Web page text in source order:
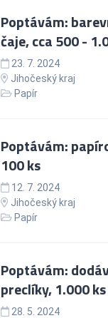
Poptávám:
čaje, cca 500 -
23. 7. 2024
Jihočeský kraj
Papír
Poptávám:
100 ks
12. 7. 2024
Jihočeský kraj
Papír
Poptávám:
preclíky, 1.000 ks
28. 5. 2024